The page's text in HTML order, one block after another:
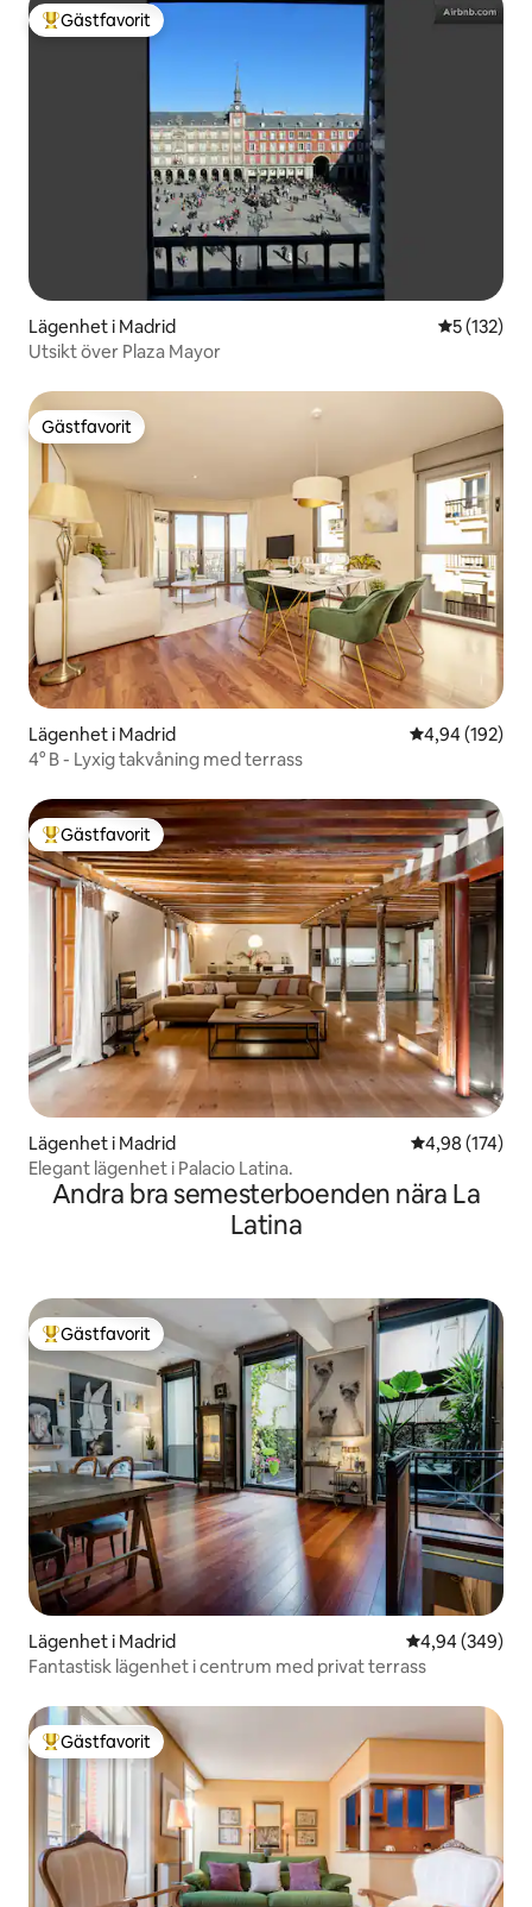
Populär gästfavorit
Gästfavorit
Lägenhet i Madrid 5 av 5 i
5 (132)
Utsikt över Plaza Mayor
Gästfavorit
Gästfavorit
Lägenhet i Madrid 4,94 av 5 i
4,94 (192)
4° B - Lyxig takvåning med terrass
Populär gästfavorit
Gästfavorit
Lägenhet i Madrid 4,98 av 5 i
4,98 (174)
Elegant lägenhet i Palacio Latina.
Andra bra semesterboenden nära La
Latina
Populär gästfavorit
Gästfavorit
Lägenhet i Madrid 4,94 av 5 i
4,94 (349)
Fantastisk lägenhet i centrum med privat terrass
Populär gästfavorit
Gästfavorit